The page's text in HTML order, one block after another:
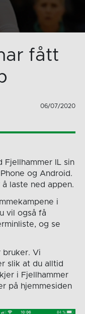
fått
06/07/2020
Fjellhammer IL sin
og Android.
laste ned appen.
i
vil også få
og se
bruker. Vi
slik at du alltid
i Fjellhammer
på hjemmesiden